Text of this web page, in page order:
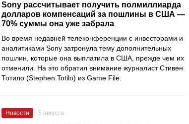
Sony рассчитывает получить полмиллиарда
долларов компенсаций за пошлины в США —
70% суммы она уже забрала
Во время недавней телеконференции с инвесторами и
аналитиками Sony затронула тему дополнительных
пошлин, которые она выплатила в США, прежде чем их
отменили. На это обратил внимание журналист Стивен
Тотило (Stephen Totilo) из Game File.
Новости 5 августа